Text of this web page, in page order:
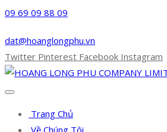
09 69 09 88 09
dat@hoanglongphu.vn
Twitter Pinterest Facebook Instagram
Trang Chủ
Về Chúng Tôi